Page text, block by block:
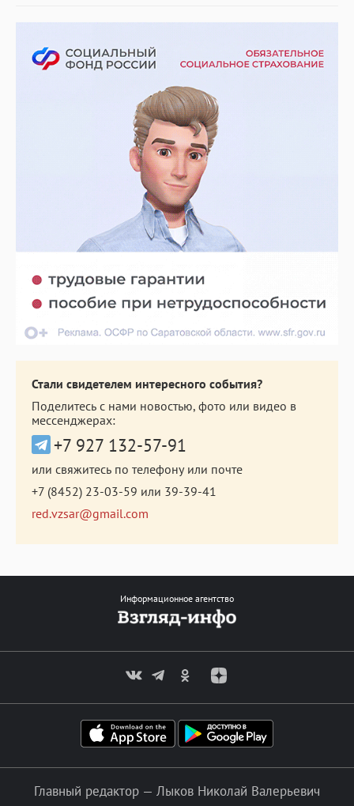
Стали свидетелем интересного события?
Поделитесь с нами новостью, фото или видео в
мессенджерах:
+7 927 132-57-91
или свяжитесь по телефону или почте
+7 (8452) 23-03-59 или 39-39-41
red.vzsar@gmail.com
Информационное агентство
Главный редактор — Лыков Николай Валерьевич